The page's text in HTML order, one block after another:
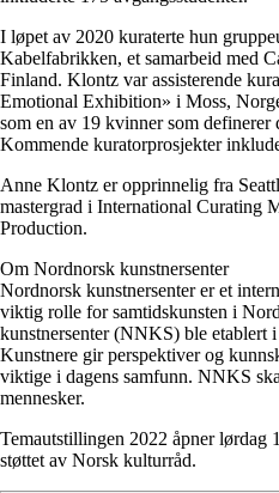
I løpet av 2020 kuraterte hun
Kabelfabrikken, et samarbeid med
Finland. Klontz var assisterende
Emotional Exhibition» i Moss,
som en av 19 kvinner som definerer
Kommende kuratorprosjekter
Anne Klontz er opprinnelig fra
mastergrad i International Curating
Production.
Om Nordnorsk kunstnersenter
Nordnorsk kunstnersenter er et
viktig rolle for samtidskunsten i
kunstnersenter (NNKS) ble etablert
Kunstnere gir perspektiver og
viktige i dagens samfunn. NNKS
mennesker.
Temautstillingen 2022 åpner lørdag
støttet av Norsk kulturråd.